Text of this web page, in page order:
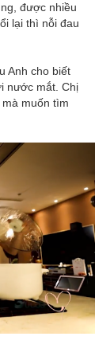
được nhiều
lại thì nỗi đau
Anh cho biết
nước mắt. Chị
muốn tìm